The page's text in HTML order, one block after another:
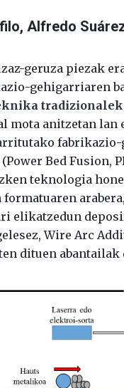
, Alfredo
geruza piezak
gehigarriaren
mota anitzetan lan
Bed Fusion,
teknologia
elikatzedun
Wire Arc
dituen abantailak